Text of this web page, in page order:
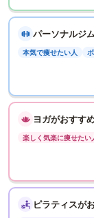
パーソナルジ
本気で痩せたい人
ヨガがおすす
楽しく気楽に痩せたい
ピラティスが